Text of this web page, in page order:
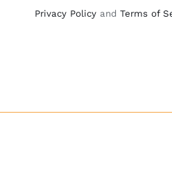
Privacy Policy andTerms of